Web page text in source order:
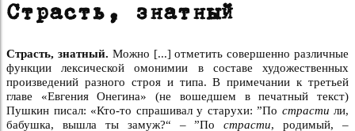
Страсть, знатный
Страсть, знатный. Можно [...] отметить совершенно различные
функции лексической омонимии в составе художественных
произведений разного строя и типа. В примечании к третьей
главе «Евгения Онегина» (не вошедшем в печатный текст)
Пушкин писал: «Кто-то спрашивал у старухи: ”По страсти ли,
бабушка, вышла ты замуж?“ – ”Пострасти, родимый, –